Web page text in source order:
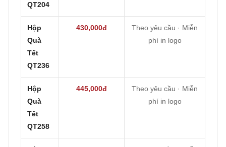
QT204
Hộp
Quà
Tết
QT236
430,000đ
Theo yêu cầu · Miễn
phí in logo
Hộp
Quà
Tết
QT258
445,000đ
Theo yêu cầu · Miễn
phí in logo